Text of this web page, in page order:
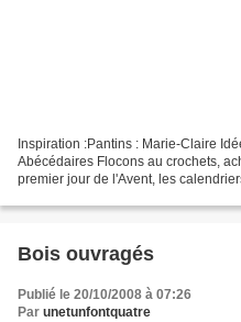
Inspiration :Pantins : Marie-Claire
Abécédaires Flocons au crochets,
premier jour de l'Avent, les
Bois ouvragés
Publié le 20/10/2008 à 07:26
Par unetunfontquatre